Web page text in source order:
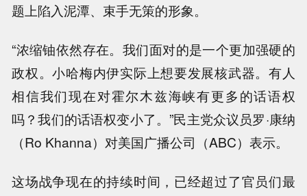
题上陷入泥潭、束手无策的形象。
“浓缩铀依然存在。我们面对的是一个更加强硬的
政权。小哈梅内伊实际上想要发展核武器。有人
相信我们现在对霍尔木兹海峡有更多的话语权
吗？我们的话语权变小了。”民主党众议员罗·康纳
（Ro Khanna）对美国广播公司（ABC）表示。
这场战争现在的持续时间，已经超过了官员们最